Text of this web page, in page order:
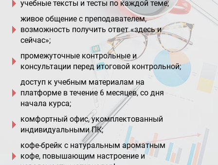
учебные тексты и тесты по каждой теме;
живое общение с преподавателем,
возможность получить ответ «здесь и
сейчас»;
промежуточные контрольные и
консультации перед итоговой контрольной;
доступ к учебным материалам на
платформе в течение 6 месяцев, со дня
начала курса;
комфортный офис, укомплектованный
индивидуальными ПК;
кофе-брейк с натуральным ароматным
кофе, повышающим настроение и